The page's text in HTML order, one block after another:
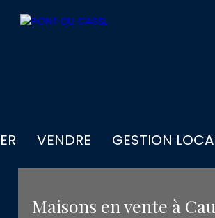
VENDRE GESTION
Maisons en vente à